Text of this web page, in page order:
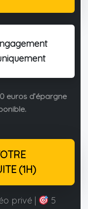
euros d’épargne
(1H)
privé |
5